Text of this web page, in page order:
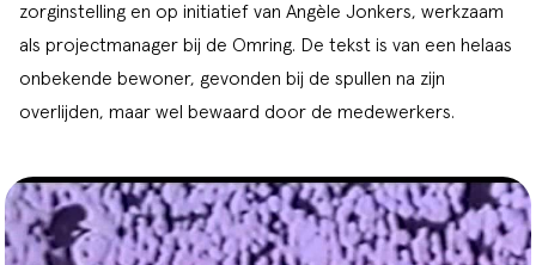
zorginstelling en op initiatief van Angèle Jonkers, werkzaam
als projectmanager bij de Omring. De tekst is van een helaas
onbekende bewoner, gevonden bij de spullen na zijn
overlijden, maar wel bewaard door de medewerkers.